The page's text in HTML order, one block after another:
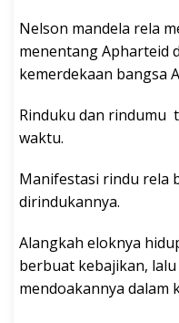
Nelson mandela rela
menentang Apharteid
kemerdekaan bangsa
Rinduku dan rindumu
waktu.
Manifestasi rindu rela
dirindukannya.
Alangkah eloknya
berbuat kebajikan,
mendoakannya dalam